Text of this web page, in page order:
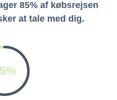
85% af købsrejsen
at tale med dig.